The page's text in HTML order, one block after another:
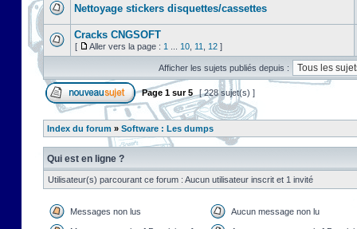
Nettoyage stickers disquettes/cassettes
Cracks CNGSOFT
[ Aller vers la page : 1 10 11 12 ]
Afficher les sujets publiés depuis :
Page 1 sur5 [ 228 sujet(s) ]
Index du forum » Software : Les dumps
Qui est en ligne ?
Utilisateur(s) parcourant ce forum : Aucun utilisateur inscrit et 1 invité
Messages non lus Aucun message non lu